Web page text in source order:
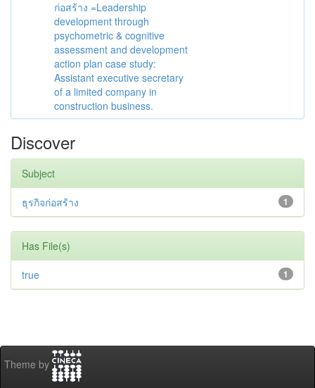
ก่อสร้าง =Leadership
development through
psychometric & cognitive
assessment and development
action plan case study:
Assistant executive secretary
of a limited company in
construction business.
Discover
Subject
1
ธุรกิจก่อสร้าง
Has File(s)
1
true
Theme by